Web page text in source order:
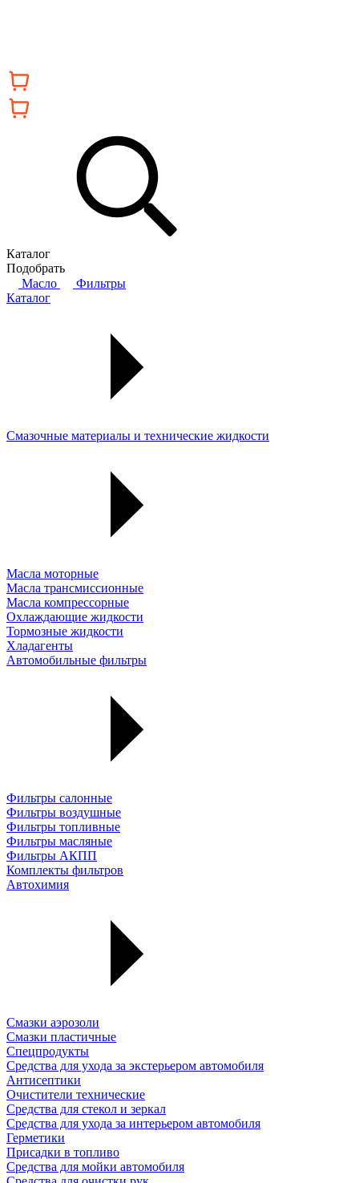
Каталог
Подобрать
Масло
Фильтры
Каталог
Смазочные материалы и технические жидкости
Масла моторные
Масла трансмиссионные
Масла компрессорные
Охлаждающие жидкости
Тормозные жидкости
Хладагенты
Автомобильные фильтры
Фильтры салонные
Фильтры воздушные
Фильтры топливные
Фильтры масляные
Фильтры АКПП
Комплекты фильтров
Автохимия
Смазки аэрозоли
Смазки пластичные
Спецпродукты
Средства для ухода за экстерьером автомобиля
Антисептики
Очистители технические
Средства для стекол и зеркал
Средства для ухода за интерьером автомобиля
Герметики
Присадки в топливо
Средства для мойки автомобиля